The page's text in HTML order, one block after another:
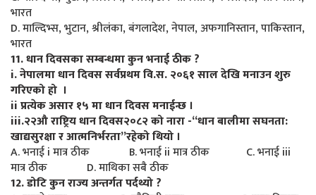
भारत
D. माल्दिभ्स, भुटान, श्रीलंका, बंगलादेश, नेपाल, अफगानिस्तान, पाकिस्तान,
भारत
11. धान दिवसका सम्बन्धमा कुन भनाई ठीक ?
i. नेपालमा धान दिवस सर्वप्रथम वि.स. २०६१ साल देखि मनाउन शुरु
गरिएको हो ।
ii प्रत्येक असार १५ मा धान दिवस मनाईन्छ ।
iii.२२‍औ राष्ट्रिय धान दिवस२०८२ को नारा -“धान बालीमा सघनता:
खाद्यसुरक्षा र आत्मनिर्भरता”रहेको थियो ।
A. भनाई i मात्र ठीक B. भनाई ii मात्र ठीक C. भनाई iii
मात्र ठीक D. माथिका सबै ठीक
12. डोटि कुन राज्य अन्तर्गत पर्दथ्यो ?